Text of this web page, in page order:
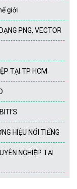
giới
PNG, VECTOR
TẠI TP HCM
HIỆU NỔI TIẾNG
NGHIỆP TẠI